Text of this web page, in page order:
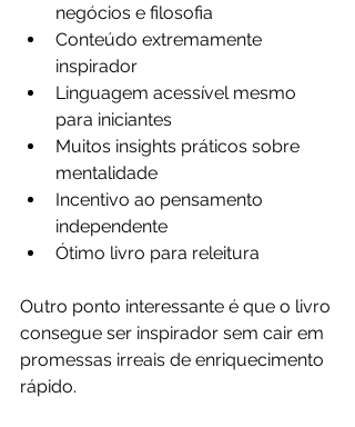
negócios e filosofia
Conteúdo extremamente
inspirador
Linguagem acessível mesmo
para iniciantes
Muitos insights práticos sobre
mentalidade
Incentivo ao pensamento
independente
Ótimo livro para releitura
Outro ponto interessante é que o livro
consegue ser inspirador sem cair em
promessas irreais de enriquecimento
rápido.